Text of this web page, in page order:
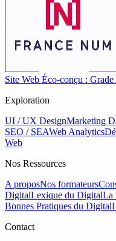
Site Web Éco-conçu :
Exploration
UI / UX DesignMarketing
SEO / SEAWeb Analytics
Web
Nos Ressources
A proposNos formateurs
DigitalLexique du DigitalLa
Bonnes Pratiques du Digital
Contact